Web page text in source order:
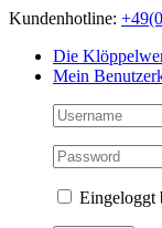
Skip
content
Kundenhotline:
Die
Mein
Eingeloggt